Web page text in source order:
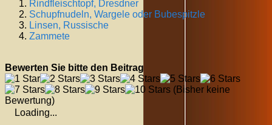
Rindfleischtopf, Dresdner
Schupfnudeln, Wargele oder Bubespitzle
Linsen, Russische
Zammete
Bewerten Sie bitte den Beitrag
(Bisher keine
Bewertung)
Loading...